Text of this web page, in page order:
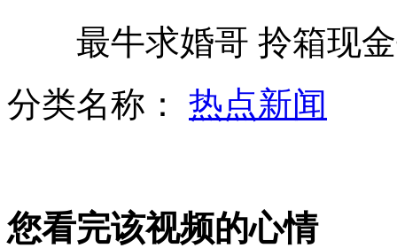
最牛求婚哥 拎箱现金
分类名称： 热点新闻
您看完该视频的心情